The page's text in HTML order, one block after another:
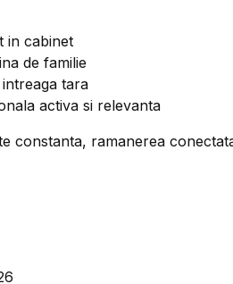
in cabinet
de familie
tara
activa si relevanta
constanta, ramanerea